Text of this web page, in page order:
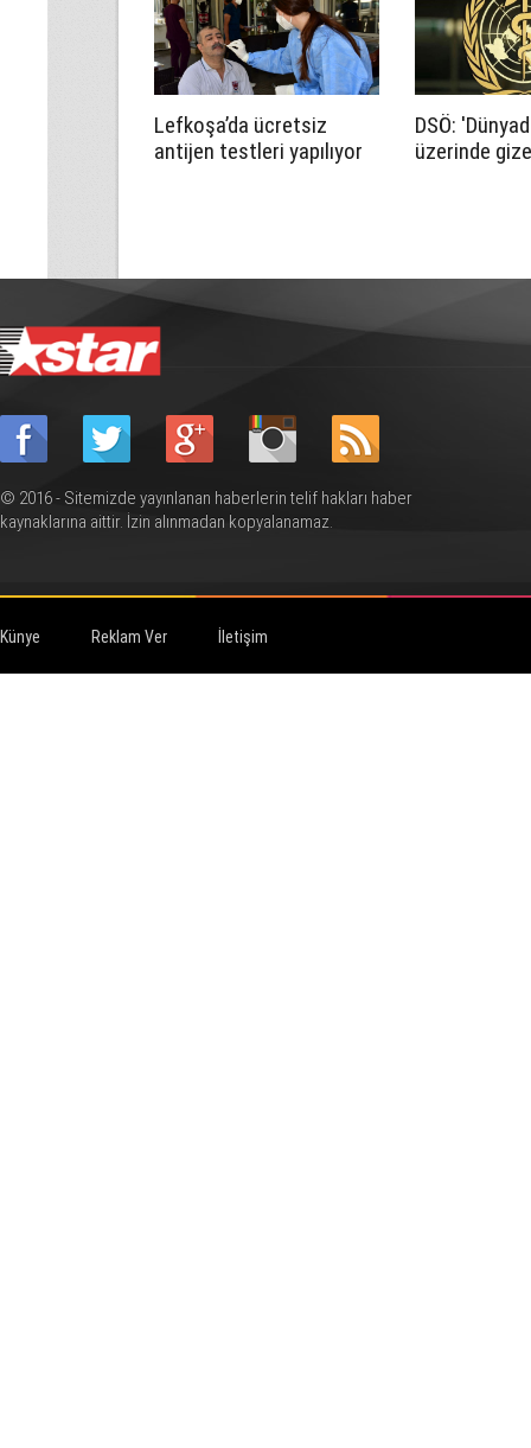
yapılmalı”
Lefkoşa’da ücretsiz
antijen testleri yapılıyor
DSÖ:
üzerinde
© 2016 - Sitemizde yayınlanan haberlerin telif hakları haber
kaynaklarına aittir. İzin alınmadan kopyalanamaz.
Künye Reklam Ver İletişim